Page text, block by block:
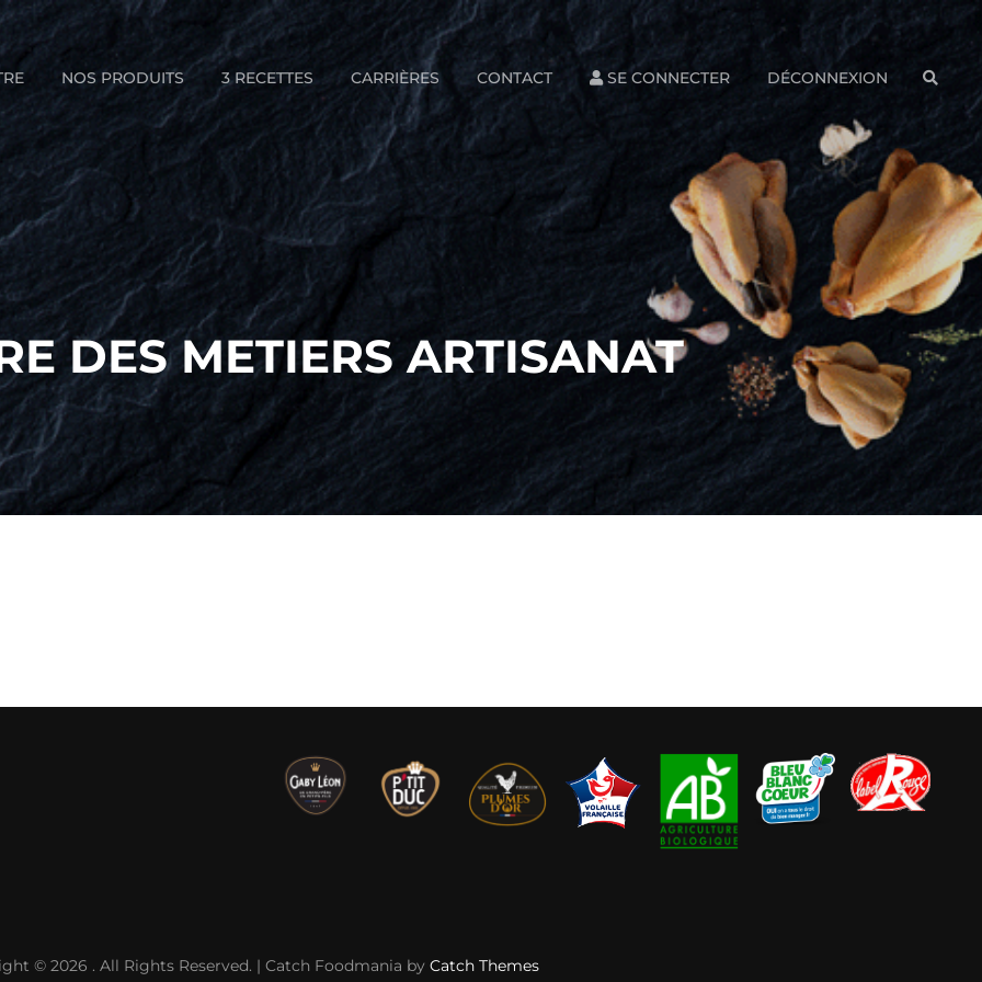
NOS PRODUITS 3 RECETTES CARRIÈRES CONTACT SE CONNECTER DÉCONNEXION
DES METIERS ARTISANAT
© 2026 . All Rights Reserved. | Catch Foodmania by Catch Themes